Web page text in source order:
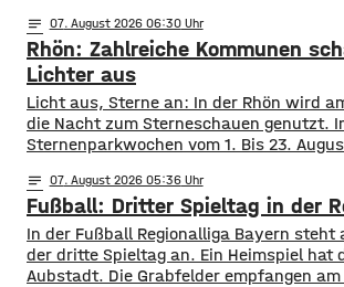
sind es mit rund 11.900 mit dem
Altlandkreis Ochsenfurt. Dahinter
mit fast 8.800 und
notes 07. August 2026 06:30
Rhön: Zahlreiche Kommunen
Lichter aus
Licht aus, Sterne an: In der Rhön wird
die Nacht zum Sterneschauen genutzt.
Sternenparkwochen vom 1. Bis 23.
Grabfeld und Bad Kissingen ihre
teilweise oder komplett ab. Mit dabei
Bad Neustadt, Hammelburg, Fladungen,
Wildflecken. Ziel ist
notes 07. August 2026 05:36
Fußball: Dritter Spieltag in der
In der Fußball Regionalliga Bayern steht
der dritte Spieltag an. Ein Heimspiel hat
Aubstadt. Die Grabfelder empfangen